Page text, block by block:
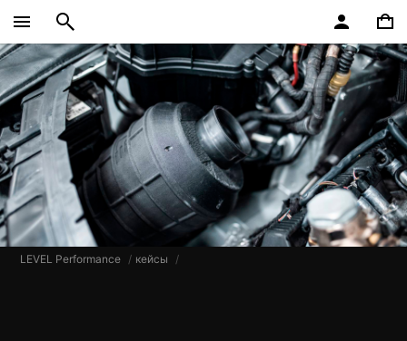
LEVEL Performance кейсы